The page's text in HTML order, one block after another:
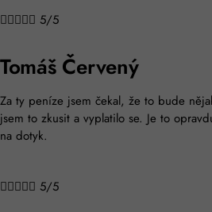
 5/5
Tomáš Červený
Za ty peníze jsem čekal, že to bude
jsem to zkusit a vyplatilo se. Je to
na dotyk.
 5/5